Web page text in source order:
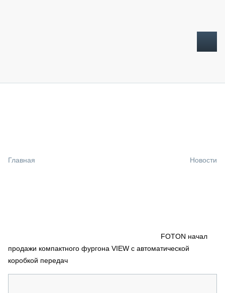
СПЕЦПРОЕКТЫ
МЕРОПРИЯТИЯ
СТАТЬИ ПО КАТЕГОРИЯМ ТЕХНИКИ
Главная Новости
FOTON начал
продажи компактного фургона VIEW с автоматической
коробкой передач